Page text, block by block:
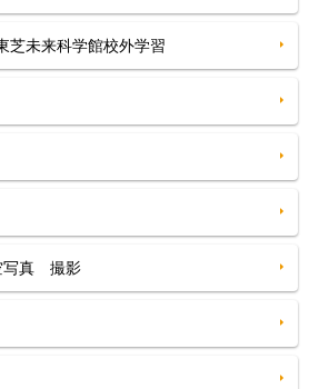
未来科学館校外学習
写真 撮影